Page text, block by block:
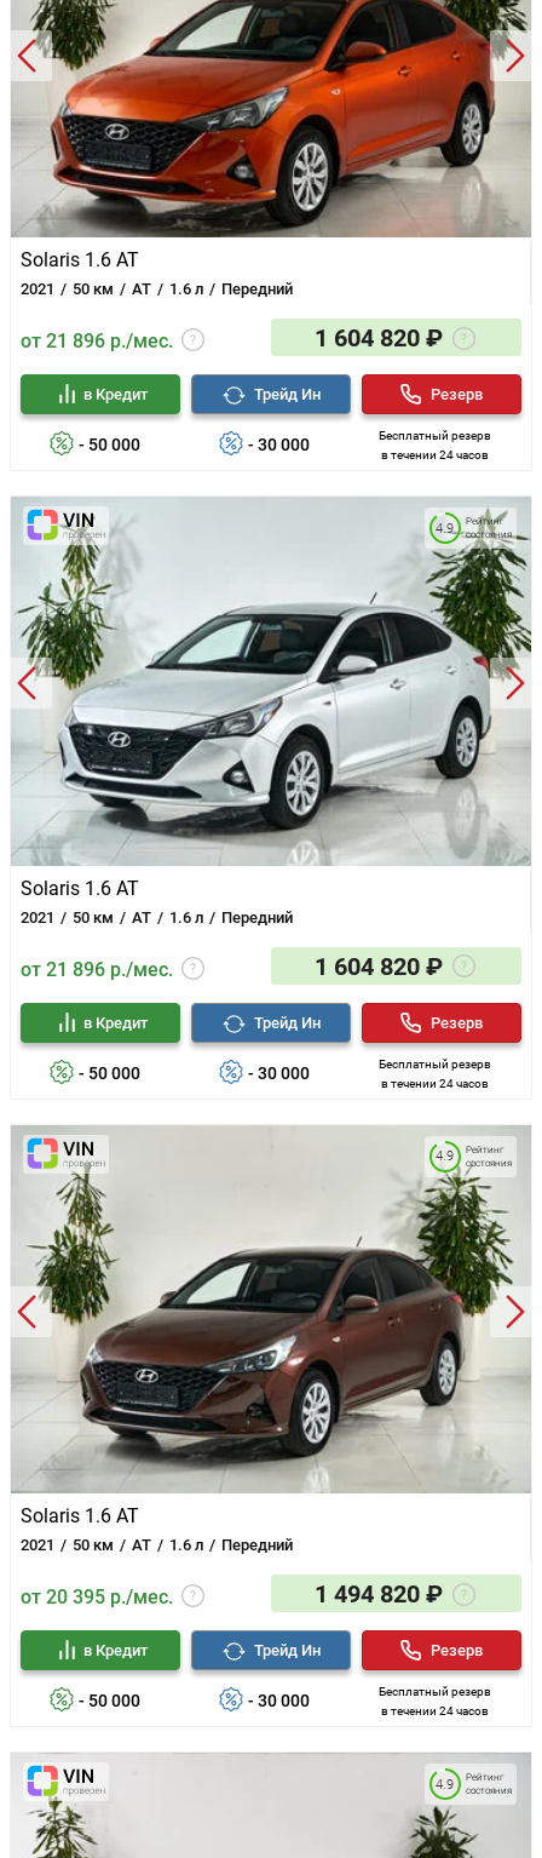
Solaris 1.6 AT
2021 50 км AT 1.6 л Передний
от 21 896 р./мес. 1 604 820 ₽
- 50 000
в Кредит
- 30 000
Трейд Ин
Бесплатный резерв
в течении 24 часов
Резерв
Solaris 1.6 AT
2021 50 км AT 1.6 л Передний
Рейтинг
состояния
4.9
от 21 896 р./мес. 1 604 820 ₽
- 50 000
в Кредит
- 30 000
Трейд Ин
Бесплатный резерв
в течении 24 часов
Резерв
Solaris 1.6 AT
2021 50 км AT 1.6 л Передний
Рейтинг
состояния
4.9
от 20 395 р./мес. 1 494 820 ₽
- 50 000
в Кредит
- 30 000
Трейд Ин
Бесплатный резерв
в течении 24 часов
Резерв
Рейтинг
состояния
4.9